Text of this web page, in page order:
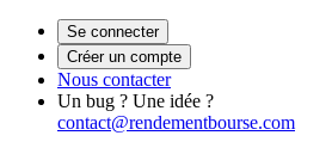
Se connecter
Créer un compte
Nous contacter
Un bug ? Une idée ?
contact@rendementbourse.com